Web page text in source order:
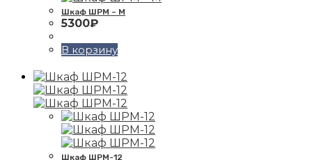
Шкаф ШРМ – М
5300₽
В корзину
Шкаф ШРМ-12